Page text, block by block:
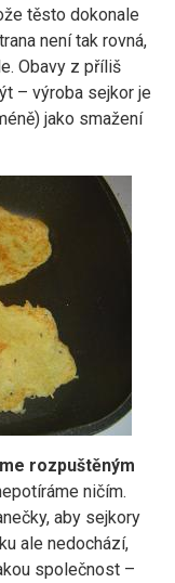
těsto dokonale
není tak rovná,
Obavy z příliš
– výroba sejkor je
jako smažení
rozpuštěným
ničím.
aby sejkory
ale nedochází,
společnost –